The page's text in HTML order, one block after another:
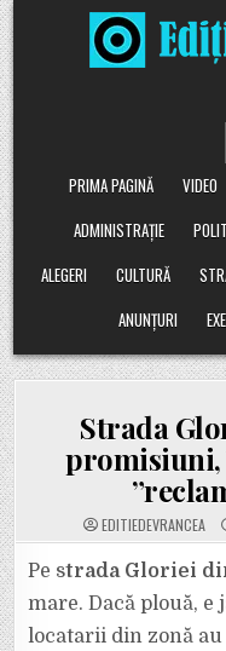
Skip
to
content
PRIMA PAGINĂ
VIDEO
ADMINISTRAȚIE
ALEGERI
CULTURĂ
ANUNȚURI
Strada
promisiuni,
EDITIEDEVRANCEA
Pe strada Gloriei
mare. Dacă plouă, e
locatarii din zonă